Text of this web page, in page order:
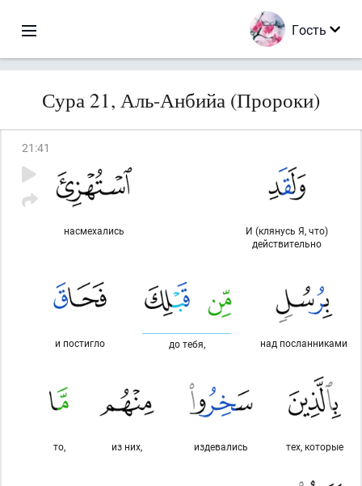
Гость
Сура 21, Аль-Анбийа (Пророки)
21 :41
И (клянусь Я, что)
действительно
насмехались
над посланниками
до тебя,
и постигло
тех, которые
издевались
из них,
то,